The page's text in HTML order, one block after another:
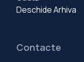
Deschide Arhiva
Contacte